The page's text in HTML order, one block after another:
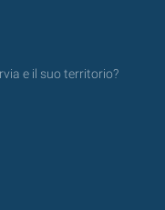
e il suo territorio?